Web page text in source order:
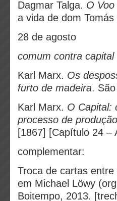
Dagmar Talga. O
a vida de dom Tomás
28 de agosto
comum contra capital
Karl Marx. Os
furto de madeira.
Karl Marx. O Capital:
processo de
[1867] [Capítulo 24 –
complementar:
Troca de cartas
em Michael Löwy
Boitempo, 2013.